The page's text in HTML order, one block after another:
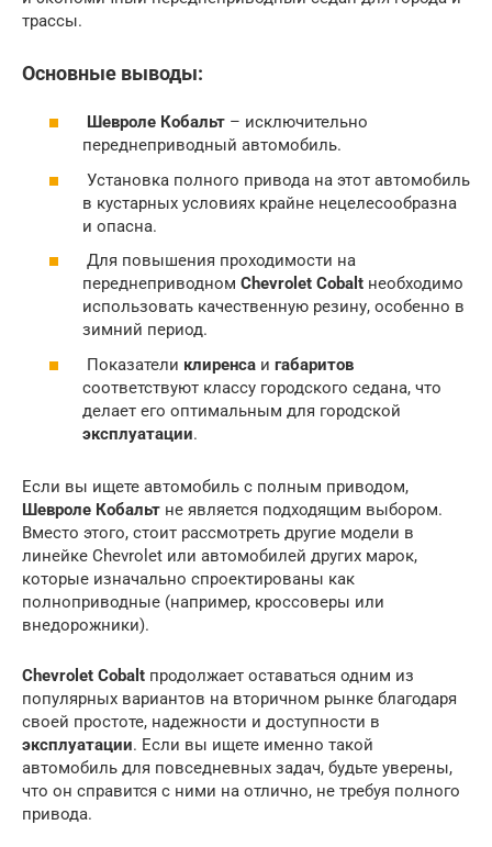
трассы.
Основные выводы:
Шевроле Кобальт – исключительно
переднеприводный автомобиль.
Установка полного привода на этот автомобиль
в кустарных условиях крайне нецелесообразна
и опасна.
Для повышения проходимости на
переднеприводном Chevrolet Cobalt необходимо
использовать качественную резину, особенно в
зимний период.
Показатели клиренса и габаритов
соответствуют классу городского седана, что
делает его оптимальным для городской
эксплуатации.
Если вы ищете автомобиль с полным приводом,
Шевроле Кобальт не является подходящим выбором.
Вместо этого, стоит рассмотреть другие модели в
линейке Chevrolet или автомобилей других марок,
которые изначально спроектированы как
полноприводные (например, кроссоверы или
внедорожники).
Chevrolet Cobalt продолжает оставаться одним из
популярных вариантов на вторичном рынке благодаря
своей простоте, надежности и доступности в
эксплуатации. Если вы ищете именно такой
автомобиль для повседневных задач, будьте уверены,
что он справится с ними на отлично, не требуя полного
привода.